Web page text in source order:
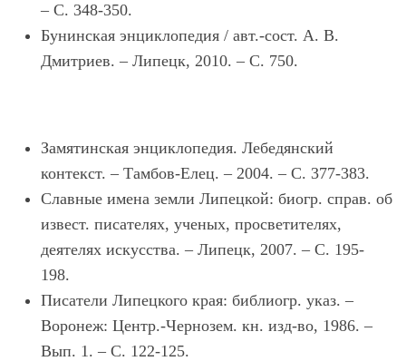
– С. 348-350.
Бунинская энциклопедия / авт.-сост. А. В.
Дмитриев. – Липецк, 2010. – С. 750.
Замятинская энциклопедия. Лебедянский
контекст. – Тамбов-Елец. – 2004. – С. 377-383.
Славные имена земли Липецкой: биогр. справ. об
извест. писателях, ученых, просветителях,
деятелях искусства. – Липецк, 2007. – С. 195-
198.
Писатели Липецкого края: библиогр. указ. –
Воронеж: Центр.-Чернозем. кн. изд-во, 1986. –
Вып. 1. – С. 122-125.